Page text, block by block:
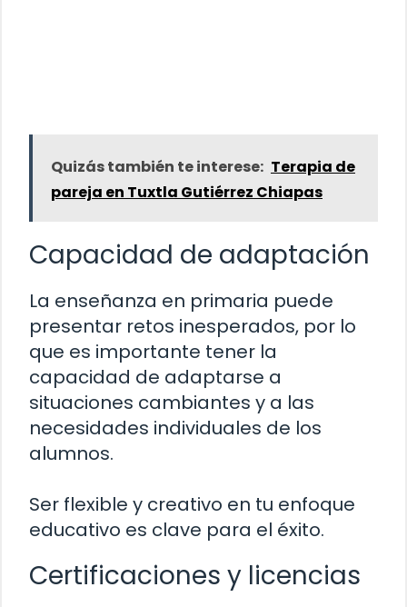
Quizás también te interese: Terapia de
pareja en Tuxtla Gutiérrez Chiapas
Capacidad de adaptación
La enseñanza en primaria puede
presentar retos inesperados, por lo
que es importante tener la
capacidad de adaptarse a
situaciones cambiantes y a las
necesidades individuales de los
alumnos.
Ser flexible y creativo en tu enfoque
educativo es clave para el éxito.
Certificaciones y licencias